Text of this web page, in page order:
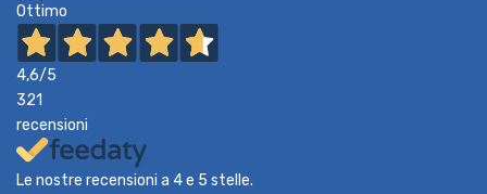
Ottimo
4,6/5
321
recensioni
Le nostre recensioni a 4 e 5 stelle.